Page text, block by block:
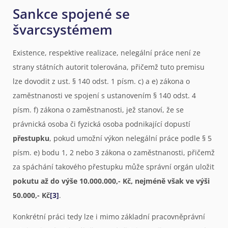
Sankce spojené se
švarcsystémem
Existence, respektive realizace, nelegální práce není ze
strany státních autorit tolerována, přičemž tuto premisu
lze dovodit z ust. § 140 odst. 1 písm. c) a e) zákona o
zaměstnanosti ve spojení s ustanovením § 140 odst. 4
písm. f) zákona o zaměstnanosti, jež stanoví, že se
právnická osoba či fyzická osoba podnikající dopustí
přestupku, pokud umožní výkon nelegální práce podle § 5
písm. e) bodu 1, 2 nebo 3 zákona o zaměstnanosti, přičemž
za spáchání takového přestupku může správní orgán uložit
pokutu až do výše 10.000.000,- Kč, nejméně však ve výši
50.000,- Kč[3].
Konkrétní práci tedy lze i mimo základní pracovněprávní